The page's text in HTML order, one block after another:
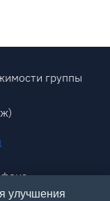
группы
улучшения